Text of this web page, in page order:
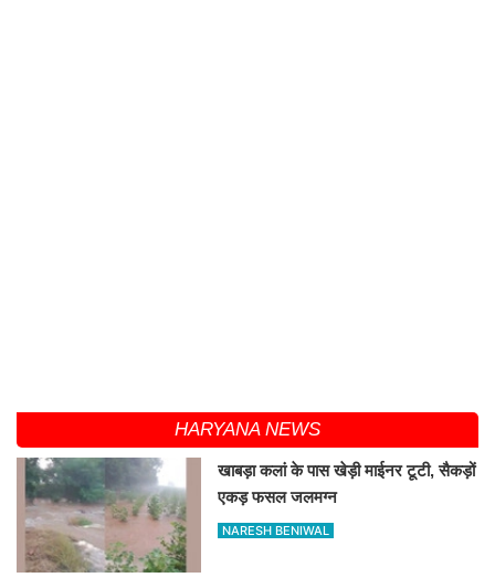
HARYANA NEWS
खाबड़ा कलां के पास खेड़ी माईनर टूटी, सैकड़ों
एकड़ फसल जलमग्न
NARESH BENIWAL